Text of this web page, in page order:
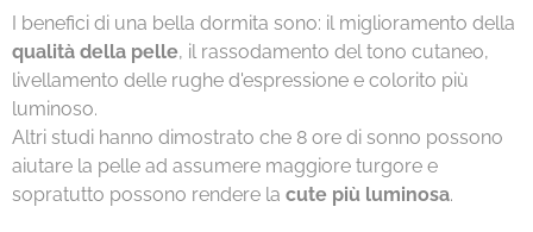
I benefici di una bella dormita sono: il miglioramento della
qualità della pelle, il rassodamento del tono cutaneo,
livellamento delle rughe d'espressione e colorito più
luminoso.
Altri studi hanno dimostrato che 8 ore di sonno possono
aiutare la pelle ad assumere maggiore turgore e
sopratutto possono rendere la cute più luminosa.